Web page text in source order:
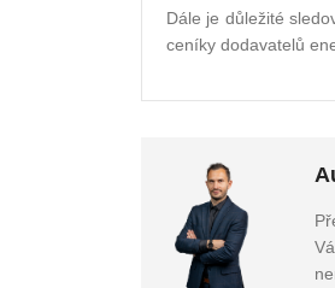
Dále je důležité
ceníky dodavatelů